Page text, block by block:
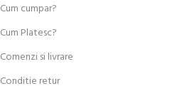
Cum cumpar?
Cum Platesc?
Comenzi si livrare
Conditie retur